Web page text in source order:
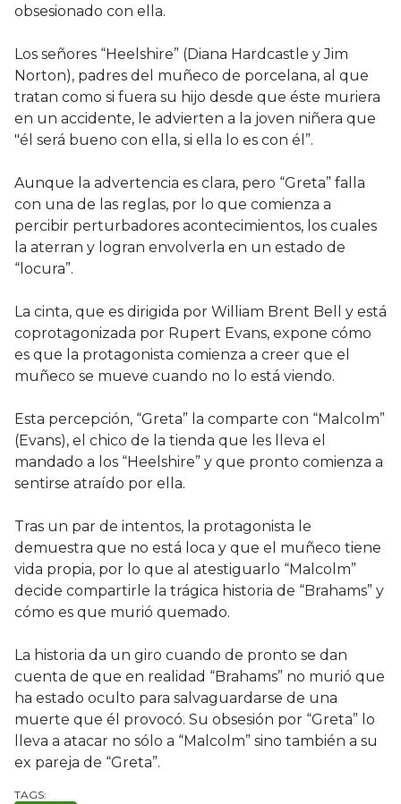
obsesionado con ella.
Los señores “Heelshire” (Diana Hardcastle y Jim
Norton), padres del muñeco de porcelana, al que
tratan como si fuera su hijo desde que éste muriera
en un accidente, le advierten a la joven niñera que
"él será bueno con ella, si ella lo es con él”.
Aunque la advertencia es clara, pero “Greta” falla
con una de las reglas, por lo que comienza a
percibir perturbadores acontecimientos, los cuales
la aterran y logran envolverla en un estado de
“locura”.
La cinta, que es dirigida por William Brent Bell y está
coprotagonizada por Rupert Evans, expone cómo
es que la protagonista comienza a creer que el
muñeco se mueve cuando no lo está viendo.
Esta percepción, “Greta” la comparte con “Malcolm”
(Evans), el chico de la tienda que les lleva el
mandado a los “Heelshire” y que pronto comienza a
sentirse atraído por ella.
Tras un par de intentos, la protagonista le
demuestra que no está loca y que el muñeco tiene
vida propia, por lo que al atestiguarlo “Malcolm”
decide compartirle la trágica historia de “Brahams” y
cómo es que murió quemado.
La historia da un giro cuando de pronto se dan
cuenta de que en realidad “Brahams” no murió que
ha estado oculto para salvaguardarse de una
muerte que él provocó. Su obsesión por “Greta” lo
lleva a atacar no sólo a “Malcolm” sino también a su
ex pareja de “Greta”.